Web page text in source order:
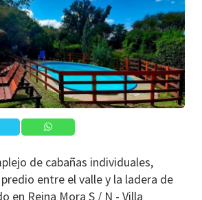
de cabañas individuales,
entre el valle y la ladera de
en Reina Mora S / N - Villa